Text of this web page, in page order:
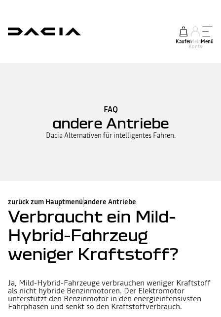
KaufenMein
Konto
Menü
FAQ
andere Antriebe
Dacia Alternativen für intelligentes Fahren.
zurück zum Hauptmenüandere Antriebe
Verbraucht ein Mild-
Hybrid-Fahrzeug
weniger Kraftstoff?
Ja, Mild-Hybrid-Fahrzeuge verbrauchen weniger Kraftstoff
als nicht hybride Benzinmotoren. Der Elektromotor
unterstützt den Benzinmotor in den energieintensivsten
Fahrphasen und senkt so den Kraftstoffverbrauch.